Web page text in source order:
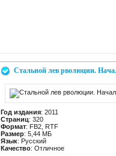
Стальной лев рволюции.
Год издания: 2011
Страниц: 320
Формат: FB2, RTF
Размер: 5,44 МБ
Язык: Русский
Качество: Отличное